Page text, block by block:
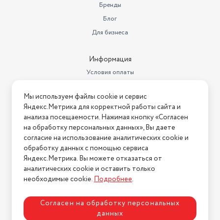
Бренды
Блог
Для бизнеса
Информация
Условия оплаты
Условия возврата
Нашли ошибку на сайте? Напишите нам
2026 © Интернет-магазин "АстМаркет". У нас есть всё!
Политика конфиденциальности
Мы используем файлы cookie и сервис
Яндекс.Метрика для корректной работы сайта и
анализа посещаемости. Нажимая кнопку «Согласен
на обработку персональных данных», Вы даете
согласие на использование аналитических cookie и
обработку данных с помощью сервиса
Яндекс.Метрика. Вы можете отказаться от
аналитических cookie и оставить только
необходимые cookie.Подробнее.
Согласен на обработку персональных
данных